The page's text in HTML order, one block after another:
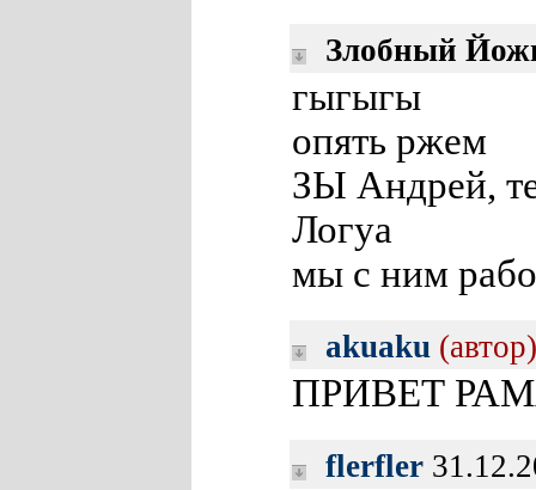
Злобный
гыгыгы
опять ржем
ЗЫ Андрей,
Логуа
мы с ним
akuaku (автор)
ПРИВЕТ
flerfler